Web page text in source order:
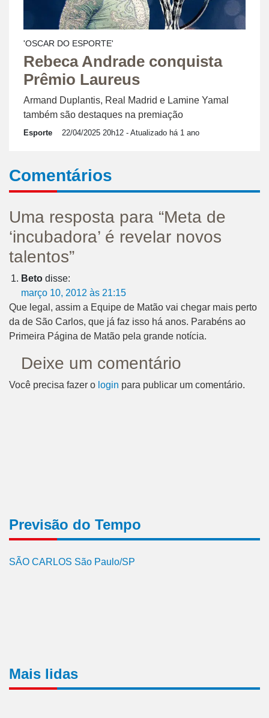
'OSCAR DO ESPORTE'
Rebeca Andrade conquista
Prêmio Laureus
Armand Duplantis, Real Madrid e Lamine Yamal
também são destaques na premiação
Esporte 22/04/2025 20h12 - Atualizado há 1 ano
Comentários
Uma resposta para “Meta de
‘incubadora’ é revelar novos
talentos”
Beto disse:
março 10, 2012 às 21:15
Que legal, assim a Equipe de Matão vai chegar mais perto
da de São Carlos, que já faz isso há anos. Parabéns ao
Primeira Página de Matão pela grande notícia.
Deixe um comentário
Você precisa fazer o login para publicar um comentário.
Previsão do Tempo
SÃO CARLOS São Paulo/SP
Mais lidas